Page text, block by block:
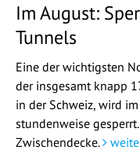
Im August:
Tunnels
Eine der wichtigsten
der insgesamt knapp
in der Schweiz, wird
stundenweise
Zwischendecke.